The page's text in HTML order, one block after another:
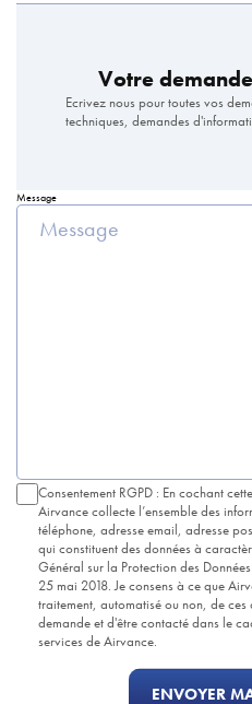
Votre demande
Ecrivez nous pour toutes vos
techniques, demandes
Message
Consentement RGPD : En cochant
Airvance collecte l’ensemble des
téléphone, adresse email, adresse
qui constituent des données à
Général sur la Protection des
25 mai 2018. Je consens à ce que
traitement, automatisé ou non, de
demande et d'être contacté dans le
services de Airvance.